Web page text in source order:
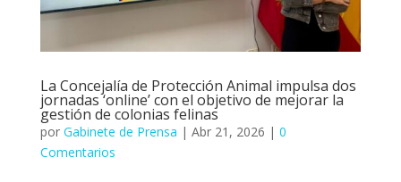
La Concejalía de Protección Animal impulsa dos
jornadas ‘online’ con el objetivo de mejorar la
gestión de colonias felinas
por Gabinete de Prensa | Abr 21, 2026 | 0
Comentarios